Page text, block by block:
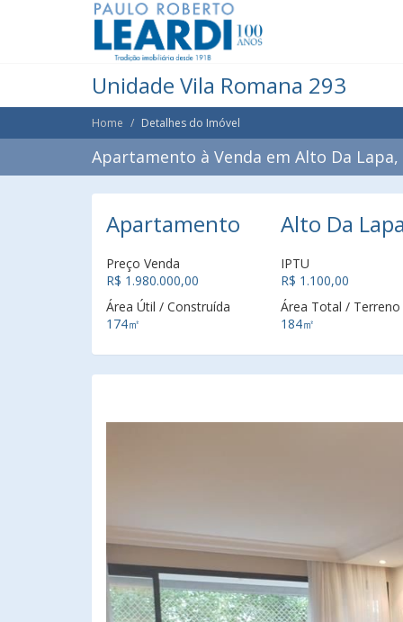
Unidade Vila Romana 293
Home Detalhes do Imóvel
Apartamento à Venda em Alto Da Lapa,
Apartamento Alto Da
Preço Venda
R$ 1.980.000,00
IPTU
R$ 1.100,00
Área Útil / Construída
174㎡
Área Total / Terreno
184㎡